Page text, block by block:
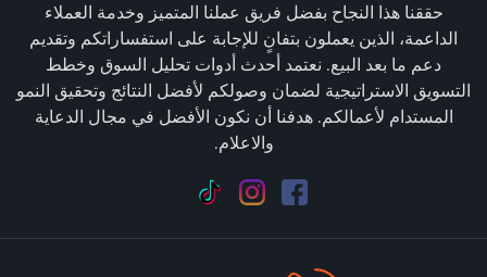
حققنا هذا النجاح بفضل فريق عملنا المتميز وخدمة العملاء
الداعمة، الذين يعملون بتفانٍ للإجابة على استفساراتكم وتقديم
دعم ما بعد البيع. نعتمد أحدث أدوات تحليل السوق وخطط
التسويق الاستراتيجية لضمان وصولكم لأفضل النتائج وتحقيق النمو
المستدام لأعمالكم. هدفنا أن نكون الأفضل في مجال الدعاية
والاعلام.